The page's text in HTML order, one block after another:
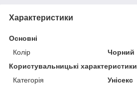
Характеристики
Основні
Колір
Чорний
Користувальницькі характеристики
Категорія
Унісекс